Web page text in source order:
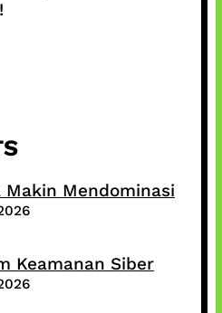
Makin Mendominasi
Keamanan Siber